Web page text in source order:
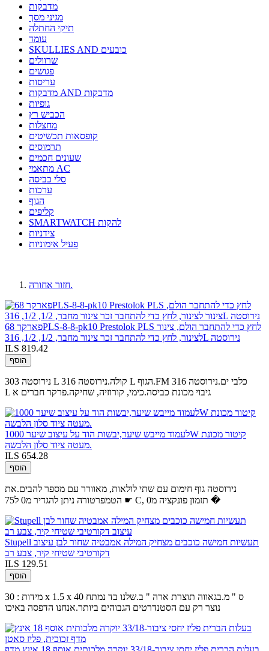
מדבקות
מגיני מסך
תיקי החתלה
עומד
SKULLIES AND כובעים
שרוולים
פגושים
עריסות
מדבקות AND מדבקות
גופיות
הכביש רץ
מחצלות
קופסאות תכשיטים
תרמוסים
שעונים חכמים
מתאמי AC
סלי כביסה
ערכות
הגוף
קליפים
SMARTWATCH להקות
צידניות
פעיל אימוניות
חזור אחורה.
פארקר 68PLS-8-8-pk10 Prestolok PLS לחץ כדי להתחבר הולם, צינור
לצינור, לחץ כדי להתחבר זכר צינור מחבר, 1/2, 1/2, 316L נירוסטה
ILS 819.42
הוסף
נירוסטה 303 L קולה.נירוסטה 316 L הגוף.FM כלבי ים.נירוסטה 316
L גיבוי מכונת כביסה.כימי, קורוזיה, שחיקה.פרקר חברים א
לעמוד מייבש שיער,יבשות הוד על עיצוב שיער 1000W קיטור מכונת
מעטה ציוד סלון הלבשה.
ILS 654.28
הוסף
נירוסטה גוף חימום עם שתי לולאות, מאוורר עם מספר להבים.את
הטמפרטורה ניתן להגדיר מ0 ל75 ☛ C, תזמון פונקציה מ0 �
Stupell תעשיות חמישה כוכבים מצחיק המילה אמבטיה שחור לבן עיצוב
דקורטיבי שטיחי קיר, צבע רב
ILS 129.51
הוסף
מידות : 30 x 1.5 x 40 ס " מ.בגאווה תוצרת ארה " ב.שלנו בד נמתח
נוצר רק עם הסטנדרטים הגבוהים ביותר.אנחנו הדפסה באיכו